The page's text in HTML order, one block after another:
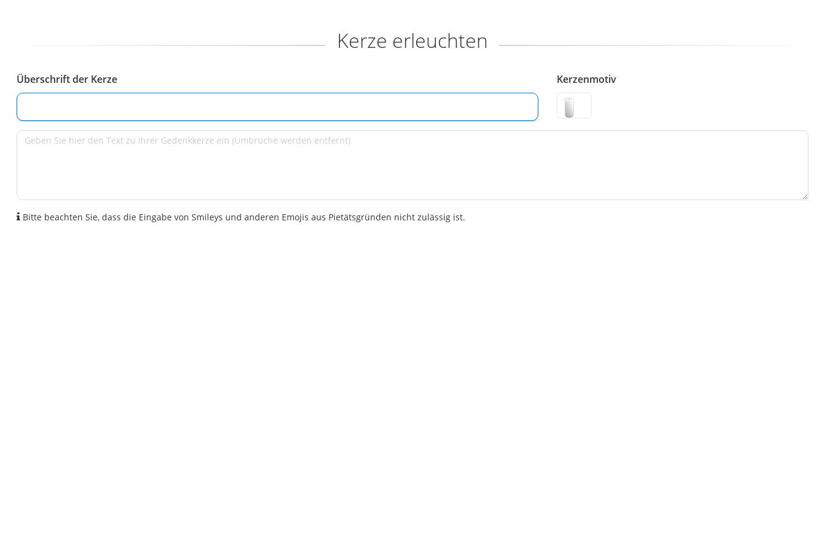
Kerze erleuchten
Überschrift der Kerze Kerzenmotiv
Bitte beachten Sie, dass die Eingabe von Smileys und anderen Emojis aus Pietätsgründen nicht zulässig ist.